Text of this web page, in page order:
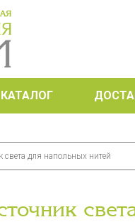
КАТАЛОГ
света для напольных нитей